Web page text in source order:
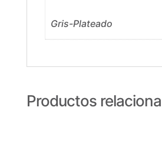
Gris-Plateado
Productos